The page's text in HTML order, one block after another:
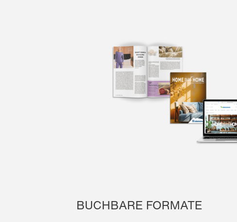
BUCHBARE FORMATE